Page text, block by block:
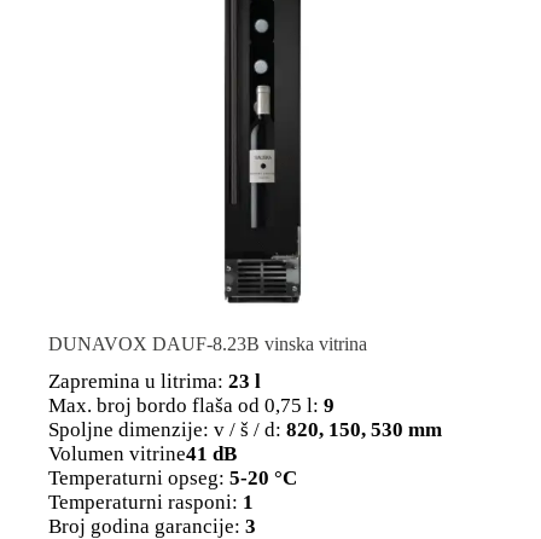
DUNAVOX DAUF-8.23B vinska vitrina
Zapremina u litrima: 23 l
Max. broj bordo flaša od 0,75 l: 9
Spoljne dimenzije: v / š / d: 820, 150, 530 mm
Volumen vitrine41 dB
Temperaturni opseg: 5-20 °C
Temperaturni rasponi: 1
Broj godina garancije: 3